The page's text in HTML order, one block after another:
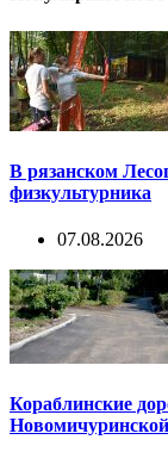
В рязанском
физкультурника
07.08.2026
Кораблинские